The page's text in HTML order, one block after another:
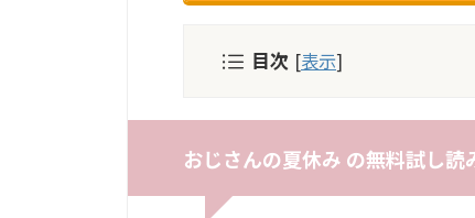
目次 [表示]
おじさんの夏休み の無料試し読